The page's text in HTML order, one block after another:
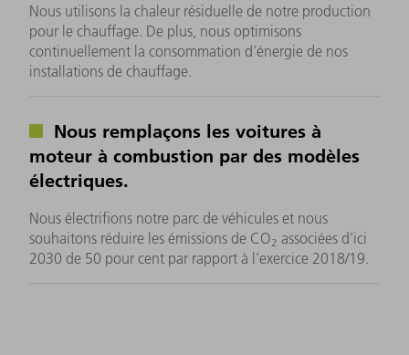
Nous utilisons la chaleur résiduelle de notre production
pour le chauffage. De plus, nous optimisons
continuellement la consommation d’énergie de nos
installations de chauffage.
Nous remplaçons les voitures à
moteur à combustion par des modèles
électriques.
Nous électrifions notre parc de véhicules et nous
souhaitons réduire les émissions de CO2 associées d’ici
2030 de 50 pour cent par rapport à l’exercice 2018/19.